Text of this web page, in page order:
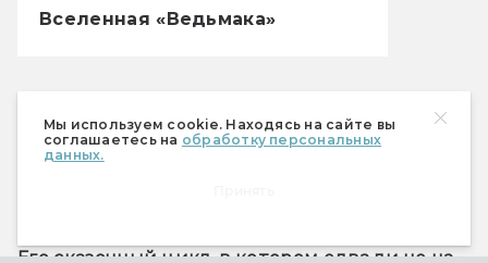
Мы используем cookie. Находясь на сайте вы
соглашаетесь на обработку персональных
данных.
Вселенная «Ведьмака»
героев, работал в сфере торговли, поэтому
прекрасно понимал, что современной
Его сказочный цикл, в котором едва ли не на